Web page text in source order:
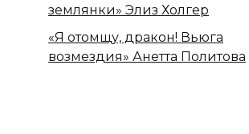
землянки» Элиз Холгер
«Я отомщу, дракон! Вьюга
возмездия» Анетта Политова